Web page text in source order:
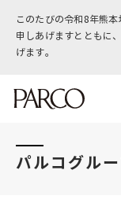
このたびの令和8年熊
申しあげますとともに
げます。
パルコグル